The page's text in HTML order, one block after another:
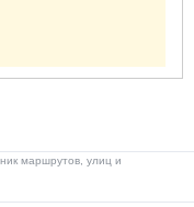
маршрутов, улиц и